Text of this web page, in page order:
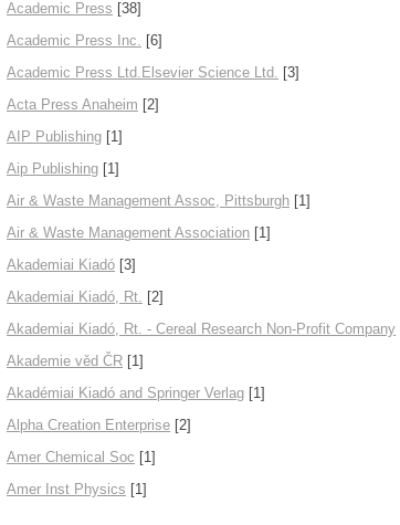
Academic Press [38]
Academic Press Inc. [6]
Academic Press Ltd.Elsevier Science Ltd. [3]
Acta Press Anaheim [2]
AIP Publishing [1]
Aip Publishing [1]
Air & Waste Management Assoc, Pittsburgh [1]
Air & Waste Management Association [1]
Akademiai Kiadó [3]
Akademiai Kiadó, Rt. [2]
Akademiai Kiadó, Rt. - Cereal Research Non-Profit Company
Akademie věd ČR [1]
Akadémiai Kiadó and Springer Verlag [1]
Alpha Creation Enterprise [2]
Amer Chemical Soc [1]
Amer Inst Physics [1]